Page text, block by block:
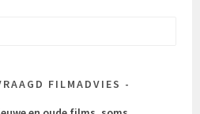
FILMADVIES